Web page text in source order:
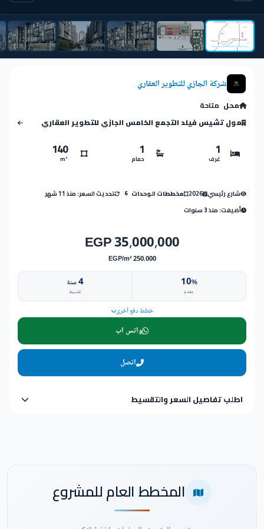
شركة الجازي للتطوير العقاري
محل متاحة
مول تشيس فيلد التجمع الخامس الجازي للتطوير العقاري
1
غرف
1
حمام
140
m²
شارع رئيسي 2026 مخططات الوحدات 6
تحديث السعر: منذ 11 شهر
أضيفت: منذ 3 سنوات
35,000,000 EGP
250,000 EGP/m²
10%
مقدم
4سنة
تقسيط
خطط دفع أخرى
واتس اب
اتصل
اطلب تفاصيل السعر والتقسيط
المخطط العام للمشروع